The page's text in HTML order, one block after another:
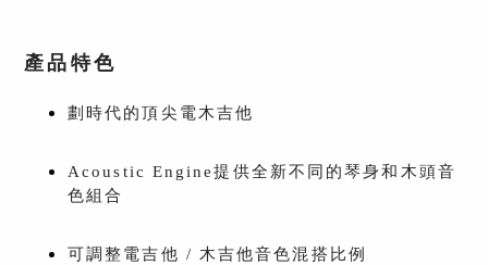
產品特色
劃時代的頂尖電木吉他
Acoustic Engine提供全新不同的琴身和木頭音
色組合
可調整電吉他 / 木吉他音色混搭比例